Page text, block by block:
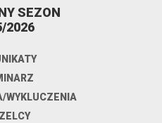
SEZON
2026
WYKLUCZENIA